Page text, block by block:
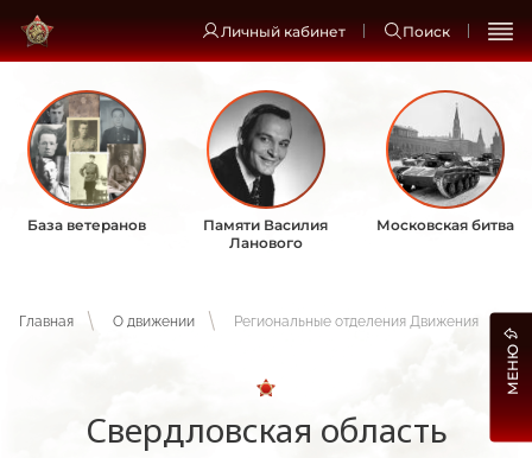
Личный кабинет Поиск
База ветеранов
Памяти Василия
Ланового
Московская битва
Главная О движении Региональные отделения Движения
Свердловская область
МЕНЮ